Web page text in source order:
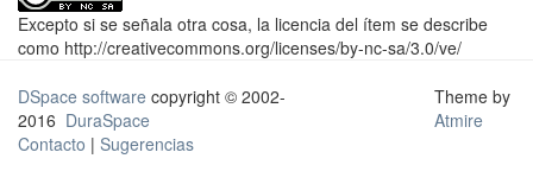
Excepto si se señala otra cosa, la licencia del ítem se describe
como http://creativecommons.org/licenses/by-nc-sa/3.0/ve/
DSpace software copyright © 2002-
2016 DuraSpace
Contacto | Sugerencias
Theme by
Atmire